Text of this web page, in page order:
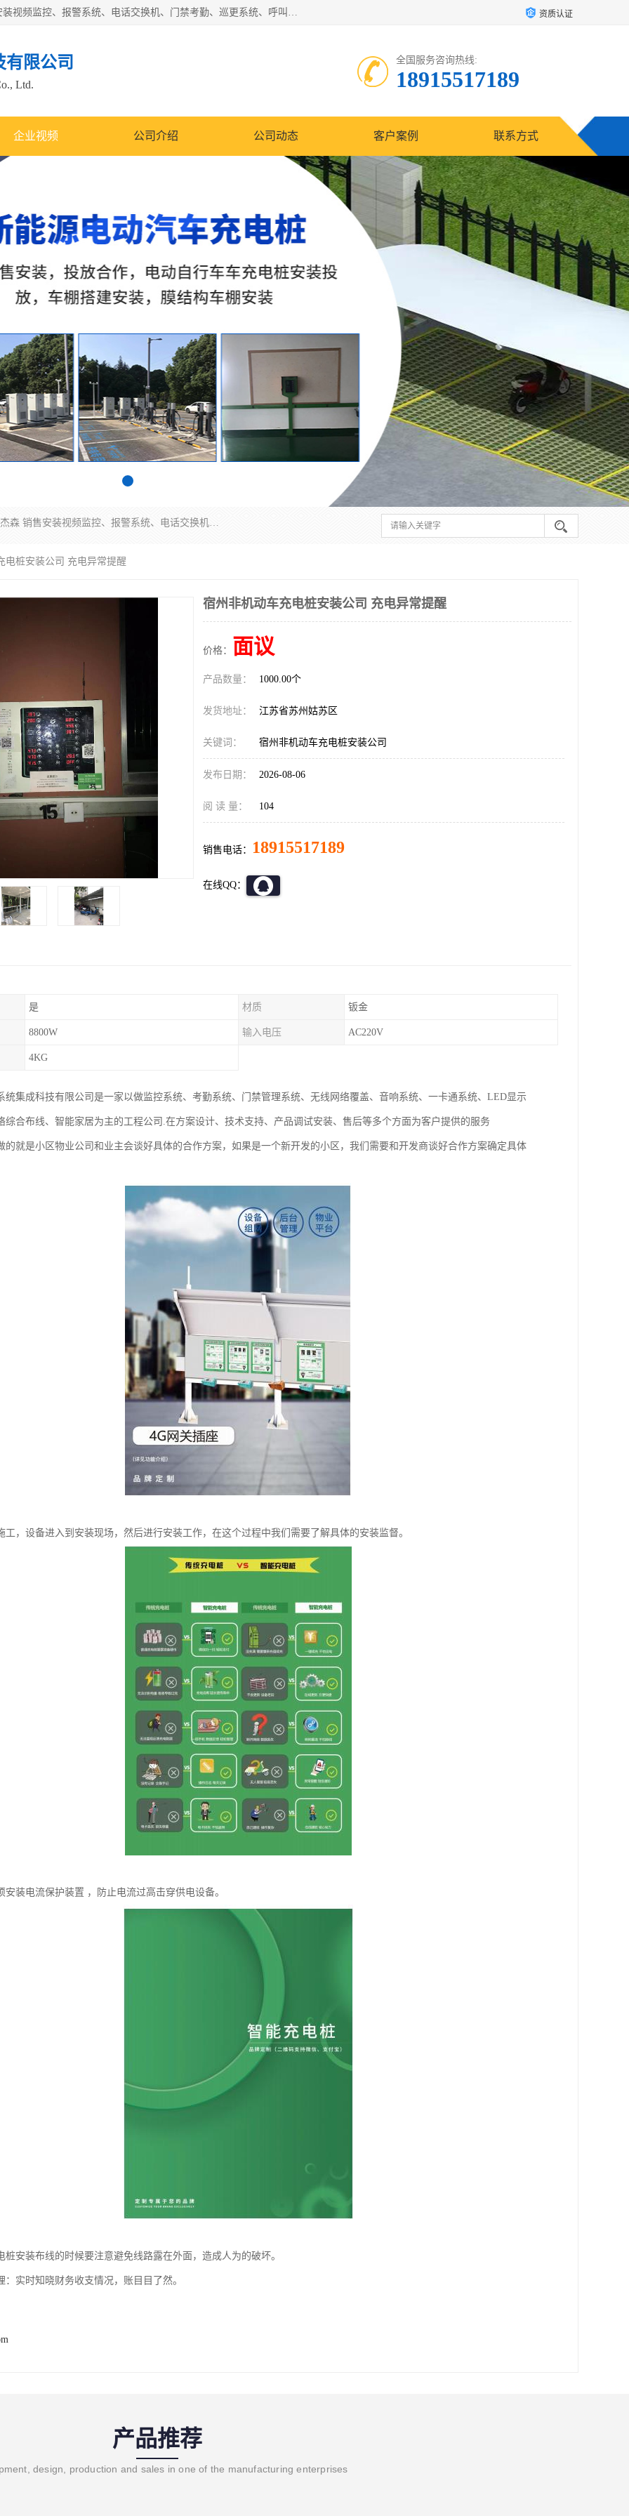
苏州迈凯隆系统集成科技有限公司电话: 联系人:马杰森 销售安装视频监控、报警系统、电话交换机、门禁考勤、巡更系统、呼叫对讲系统、停车场道闸、智能家居、广播系统、综合布线、办公设备、电子商务软件、网络工程、酒店门锁系列 系统集成、VOD视频点播、LED显示屏、节能产品、USP电源、收银机等弱电及智能化项目。 资质认证
限公司
Ltd.
全国服务咨询热线:
18915517189
企业视频 公司介绍 公司动态 客户案例 联系方式
苏州迈凯隆系统集成科技有限公司电话: 联系人:马杰森 销售安装视频监控、报警系统、电话交换机、门禁考勤、巡更系统、呼叫对讲系统、停车场道闸、智能家居、广播系统、综合布线、办公设备、电子商务软件、网络工程、酒店门锁系列 系统集成、VOD视频点播、LED显示屏、节能产品、USP电源、收银机等弱电及智能化项目。
电桩安装公司 充电异常提醒
宿州非机动车充电桩安装公司 充电异常提醒
价格： 面议
产品数量： 1000.00个
发货地址： 江苏省苏州姑苏区
关键词： 宿州非机动车充电桩安装公司
发布日期： 2026-08-06
阅 读 量： 104
销售电话： 18915517189
在线QQ：
是 材质 钣金
8800W 输入电压 AC220V
4KG
统集成科技有限公司是一家以做监控系统、考勤系统、门禁管理系统、无线网络覆盖、音响系统、一卡通系统、LED显示
综合布线、智能家居为主的工程公司.在方案设计、技术支持、产品调试安装、售后等多个方面为客户提供的服务
的就是小区物业公司和业主会谈好具体的合作方案，如果是一个新开发的小区，我们需要和开发商谈好合作方案确定具体
工，设备进入到安装现场，然后进行安装工作，在这个过程中我们需要了解具体的安装监督。
安装电流保护装置 ，防止电流过高击穿供电设备。
桩安装布线的时候要注意避免线路露在外面，造成人为的破坏。
：实时知晓财务收支情况，账目目了然。
产品推荐
design, production and sales in one of the manufacturing enterprises